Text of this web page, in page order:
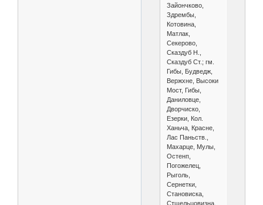
Зайончково,
Здрембы,
Котовина,
Матлак,
Секерово,
Сказдуб Н.,
Сказдуб Ст.; гм.
Гибы, Будведж,
Вержхне, Высоки
Мост, Гибы,
Даниловце,
Дворчиско,
Езерки, Кол.
Ханьча, Красне,
Лас Паньств.,
Махарце, Мулы,
Остенп,
Погожелец,
Рыголь,
Сернетки,
Становиска,
Стшельцовизна,